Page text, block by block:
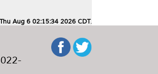
Thu Aug 6 02:15:34 2026 CDT.